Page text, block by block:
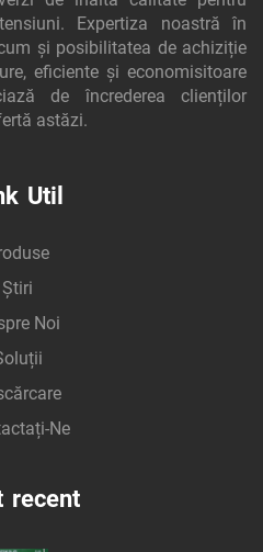
Expertiza noastră în
și posibilitatea de achiziție
eficiente și economisitoare
de încrederea clienților
astăzi.
Util
Știri
Noi
Ne
recent